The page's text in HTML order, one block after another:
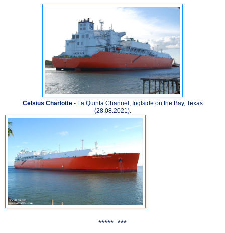
Celsius Charlotte- La Quinta Channel, Inglside on the Bay, Texas
(28.08.2021).
***** ***